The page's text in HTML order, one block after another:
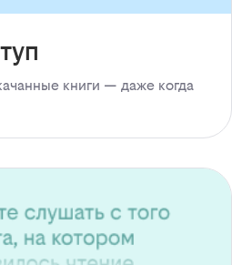
книги — даже когда